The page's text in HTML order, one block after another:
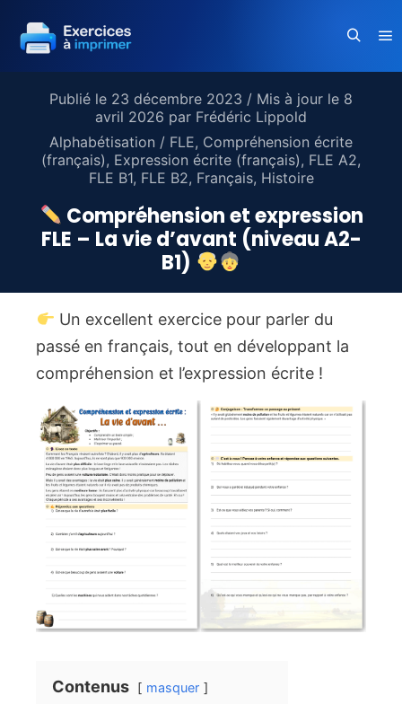
Publié le 23 décembre 2023 / Mis à jour le 8
avril 2026 par Frédéric Lippold
Alphabétisation / FLE, Compréhension écrite
(français), Expression écrite (français), FLE A2,
FLE B1, FLE B2, Français, Histoire
Compréhension et expression
FLE – La vie d’avant (niveau A2-
B1)
Un excellent exercice pour parler du
passé en français, tout en développant la
compréhension et l’expression écrite !
Contenus masquer